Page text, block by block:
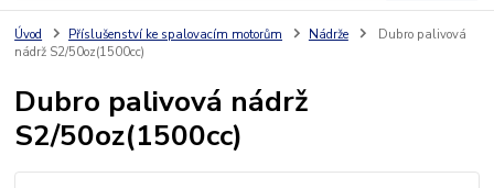
Úvod Příslušenství ke spalovacím motorům Nádrže
Dubro palivová
nádrž S2/50oz(1500cc)
Dubro palivová nádrž
S2/50oz(1500cc)